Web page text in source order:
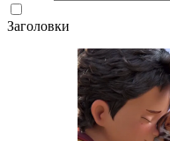
Заголовки